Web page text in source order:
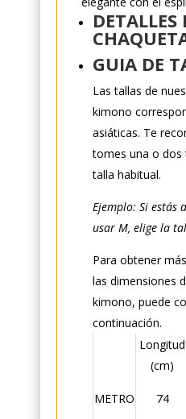
DETALLES
GUIA DE
Las tallas de
kimono
asiáticas. Te
tomes una o dos
talla habitual.
Ejemplo: Si estás
usar M, elige la
Para obtener
las dimensiones
kimono, puede
continuación.
Longitud
(cm)
METRO 74